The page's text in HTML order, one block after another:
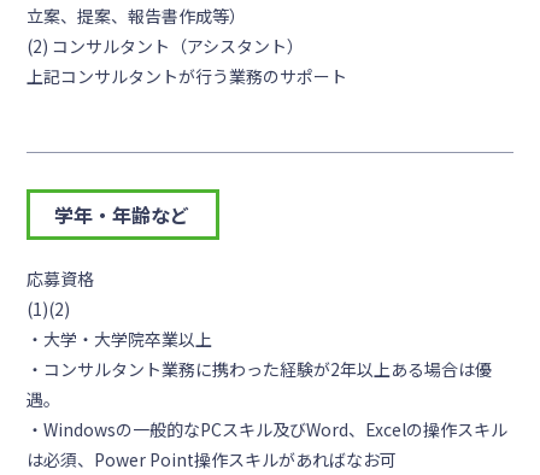
立案、提案、報告書作成等）
(2) コンサルタント（アシスタント）
上記コンサルタントが行う業務のサポート
学年・年齢など
応募資格
(1)(2)
・大学・大学院卒業以上
・コンサルタント業務に携わった経験が2年以上ある場合は優
遇。
・Windowsの一般的なPCスキル及びWord、Excelの操作スキル
は必須、Power Point操作スキルがあればなお可